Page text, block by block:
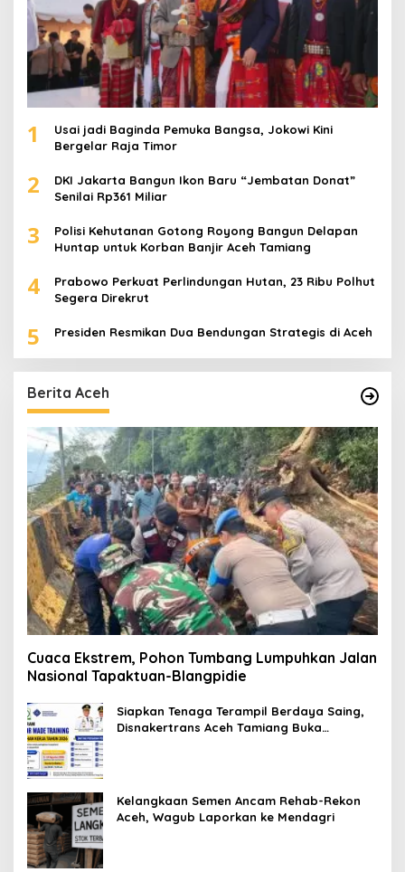
1
Usai jadi Baginda Pemuka Bangsa, Jokowi Kini
Bergelar Raja Timor
2
DKI Jakarta Bangun Ikon Baru “Jembatan Donat”
Senilai Rp361 Miliar
3
Polisi Kehutanan Gotong Royong Bangun Delapan
Huntap untuk Korban Banjir Aceh Tamiang
4
Prabowo Perkuat Perlindungan Hutan, 23 Ribu Polhut
Segera Direkrut
5 Presiden Resmikan Dua Bendungan Strategis di Aceh
Berita Aceh
Cuaca Ekstrem, Pohon Tumbang Lumpuhkan Jalan
Nasional Tapaktuan-Blangpidie
Siapkan Tenaga Terampil Berdaya Saing,
Disnakertrans Aceh Tamiang Buka
Kelangkaan Semen Ancam Rehab-Rekon
Aceh, Wagub Laporkan ke Mendagri